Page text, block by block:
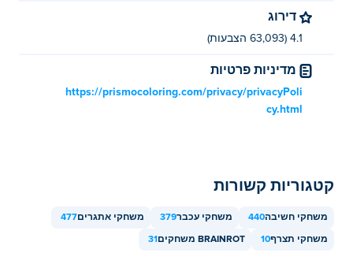
דירוג
4.1 (63,093 הצבעות)
מדיניות פרטיות
https://prismocoloring.com/privacy/privacyPoli
cy.html
קטגוריות קשורות
משחקי חשיבה440 משחקי עכבר379 משחקי אתגרים477
משחקי תצרף10 BRAINROT משחקים 31